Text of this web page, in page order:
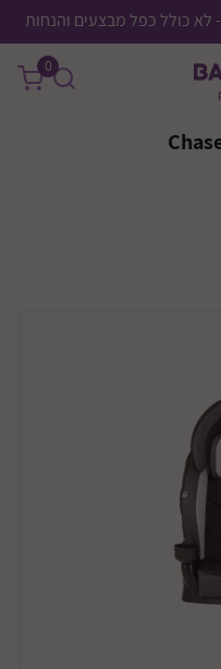
- לא כולל כפל מבצעים והנחות
0